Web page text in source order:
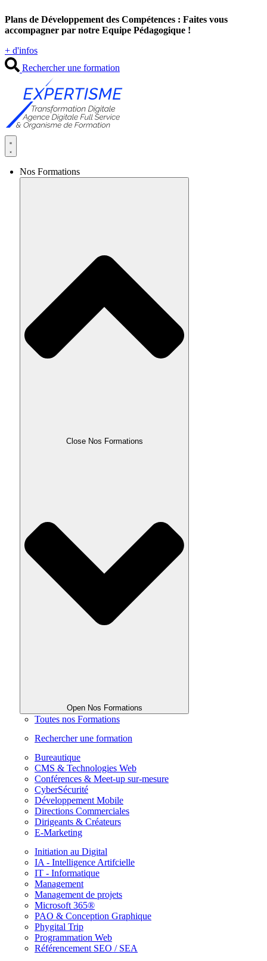
au
contenu
Plans de Développement des Compétences : Faites vous
accompagner par notre Equipe Pédagogique !
+ d'infos
Rechercher une formation
Nos Formations
Close Nos Formations
Open Nos Formations
Toutes nos Formations
Rechercher une formation
Bureautique
CMS & Technologies Web
Conférences & Meet-up sur-mesure
CyberSécurité
Développement Mobile
Directions Commerciales
Dirigeants & Créateurs
E-Marketing
Initiation au Digital
IA - Intelligence Artifcielle
IT - Informatique
Management
Management de projets
Microsoft 365®
PAO & Conception Graphique
Phygital Trip
Programmation Web
Référencement SEO / SEA